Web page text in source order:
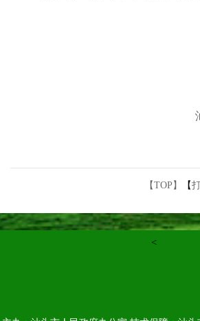
汕
2021
【TOP】 【
<